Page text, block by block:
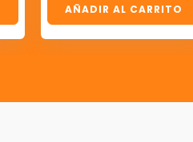
AÑADIR AL CARRITO